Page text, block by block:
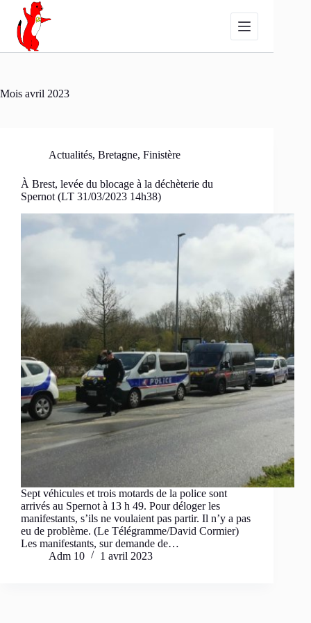
Passer
contenu
Mois avril 2023
Actualités, Bretagne, Finistère
À Brest, levée du blocage à la déchèterie du
Spernot (LT 31/03/2023 14h38)
Sept véhicules et trois motards de la police sont
arrivés au Spernot à 13 h 49. Pour déloger les
manifestants, s’ils ne voulaient pas partir. Il n’y a pas
eu de problème. (Le Télégramme/David Cormier)
Les manifestants, sur demande de…
Adm 10
1 avril 2023